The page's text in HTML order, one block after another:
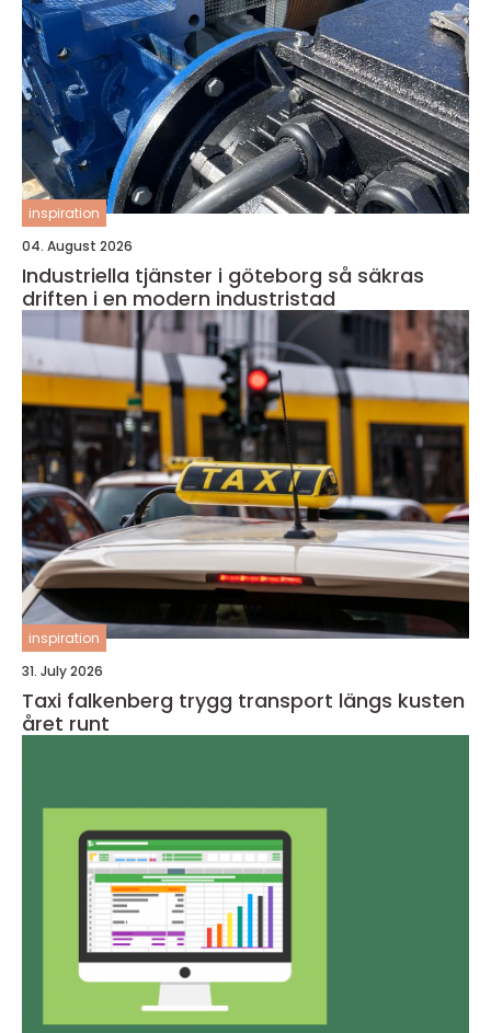
inspiration
04. August 2026
Industriella tjänster i göteborg så säkras
driften i en modern industristad
inspiration
31. July 2026
Taxi falkenberg trygg transport längs kusten
året runt